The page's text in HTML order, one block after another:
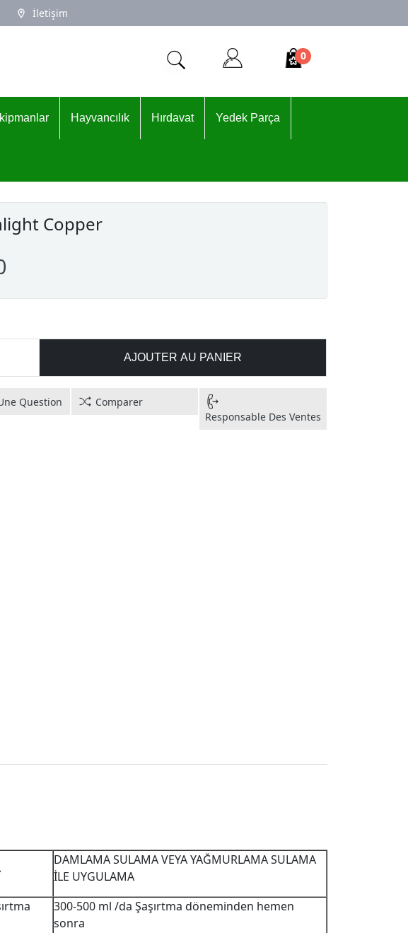
İletişim
0
Hayvancılık Hırdavat Yedek Parça
Copper
AJOUTER AU PANIER
Question
Comparer
Responsable Des Ventes
DAMLAMA SULAMA VEYA YAĞMURLAMA SULAMA
İLE UYGULAMA
300-500 ml /da Şaşırtma döneminden hemen
sonra